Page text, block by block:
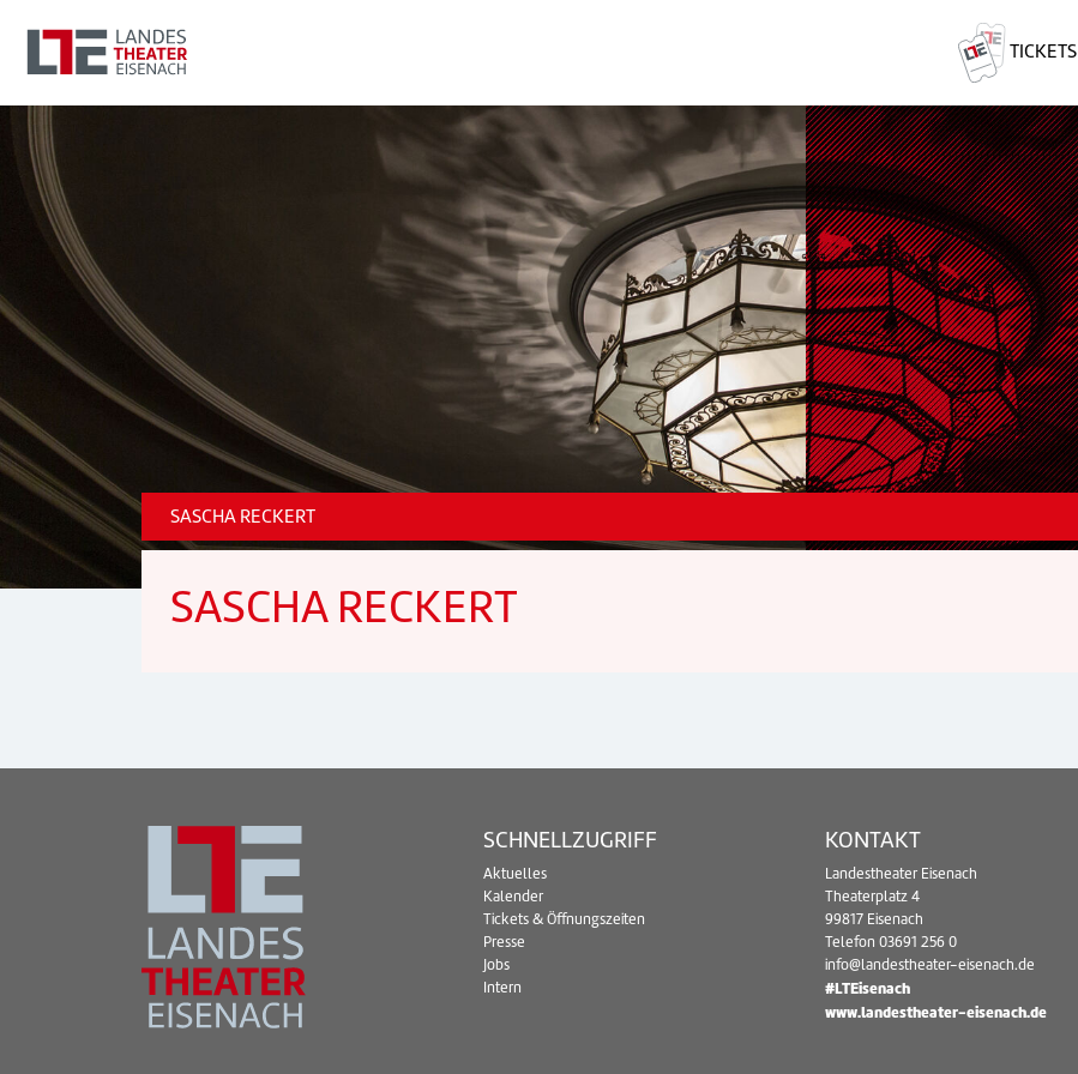
TICKETS
SASCHA RECKERT
SASCHA RECKERT
SCHNELLZUGRIFF
Aktuelles
Kalender
Tickets & Öffnungszeiten
Presse
Jobs
Intern
KONTAKT
Landestheater Eisenach
Theaterplatz 4
99817 Eisenach
Telefon 03691 256 0
info@landestheater-eisenach.de
#LTEisenach
www.landestheater-eisenach.de